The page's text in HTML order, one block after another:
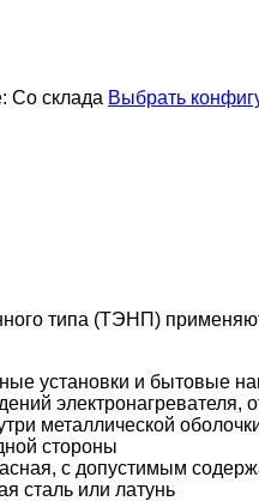
Со склада Выбрать
типа (ТЭНП)
установки и бытовые
электронагревателя,
металлической
стороны
с допустимым
сталь или латунь